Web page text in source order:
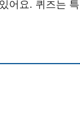
어요. 퀴즈는 특